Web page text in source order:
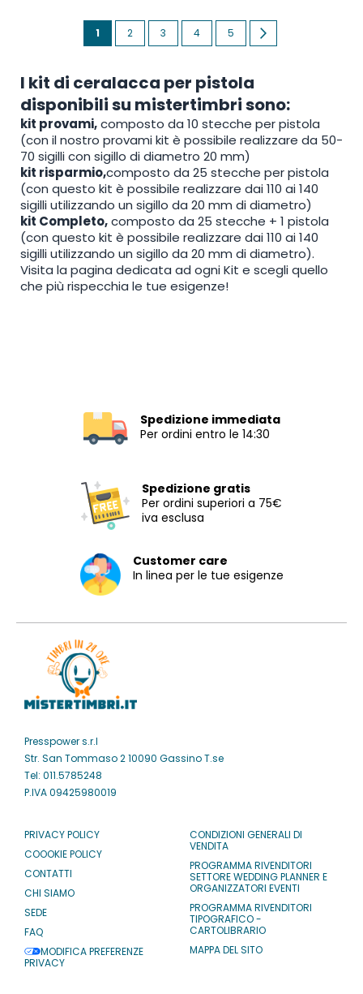
Pagina
Attualmente
leggendo
la
pagina
1 Pagina
2 Pagina
3 Pagina
4 Pagina
5
I kit di ceralacca per pistola
disponibili su mistertimbri sono:
kit provami,composto da 10 stecche per pistola
(con il nostro provami kit è possibile realizzare da 50-
70 sigilli con sigillo di diametro 20 mm)
kit risparmio,composto da 25 stecche per pistola
(con questo kit è possibile realizzare dai 110 ai 140
sigilli utilizzando un sigillo da 20 mm di diametro)
kit Completo,composto da 25 stecche + 1 pistola
(con questo kit è possibile realizzare dai 110 ai 140
sigilli utilizzando un sigillo da 20 mm di diametro).
Visita la pagina dedicata ad ogni Kit e scegli quello
che più rispecchia le tue esigenze!
Spedizione immediata
Per ordini entro le 14:30
Spedizione gratis
Per ordini superiori a 75€
iva esclusa
Customer care
In linea per le tue esigenze
Presspower s.r.l
Str. San Tommaso 2 10090 Gassino T.se
Tel: 011.5785248
P.IVA 09425980019
PRIVACY POLICY
COOOKIE POLICY
CONTATTI
CHI SIAMO
SEDE
FAQ
MODIFICA PREFERENZE
PRIVACY
CONDIZIONI GENERALI DI
VENDITA
PROGRAMMA RIVENDITORI
SETTORE WEDDING PLANNER E
ORGANIZZATORI EVENTI
PROGRAMMA RIVENDITORI
TIPOGRAFICO -
CARTOLIBRARIO
MAPPA DEL SITO